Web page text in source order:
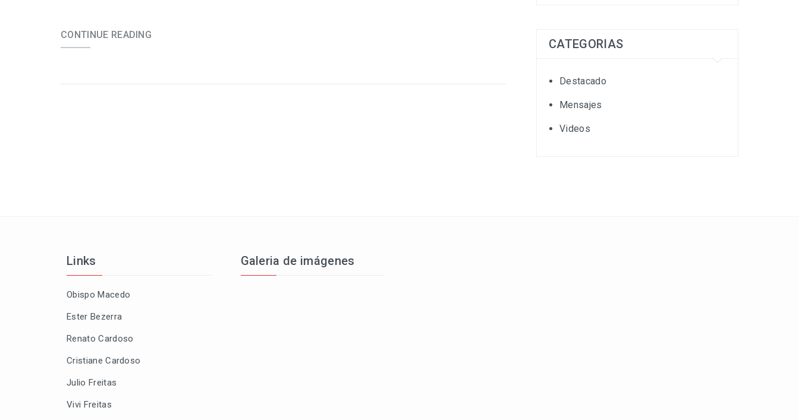
CONTINUE READING
CATEGORIAS
Destacado
Mensajes
Videos
Links
Obispo Macedo
Ester Bezerra
Renato Cardoso
Cristiane Cardoso
Julio Freitas
Vivi Freitas
Galeria de imágenes